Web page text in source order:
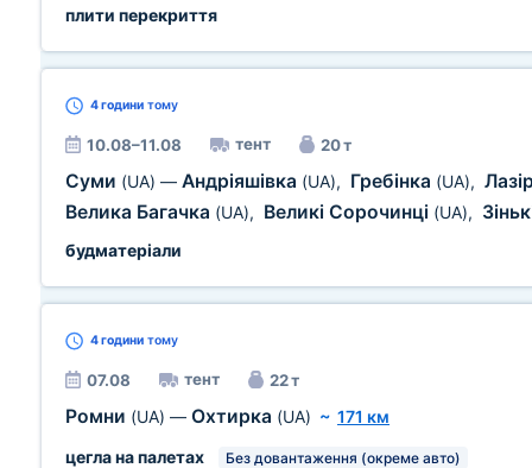
плити перекриття
4 години тому
10.08–11.08 тент 20 т
Суми (UA) — Андріяшівка (UA), Гребінка (UA),
Велика Багачка (UA), Великі Сорочинці (UA),
будматеріали
4 години тому
07.08 тент 22 т
Ромни (UA) — Охтирка (UA) ~ 171 км
цегла на палетах
Без довантаження (окреме авто)